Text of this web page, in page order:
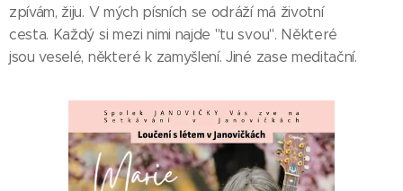
zpívám, žiju. V mých písních se odráží má životní
cesta. Každý si mezi nimi najde "tu svou". Některé
jsou veselé, některé k zamyšlení. Jiné zase meditační.